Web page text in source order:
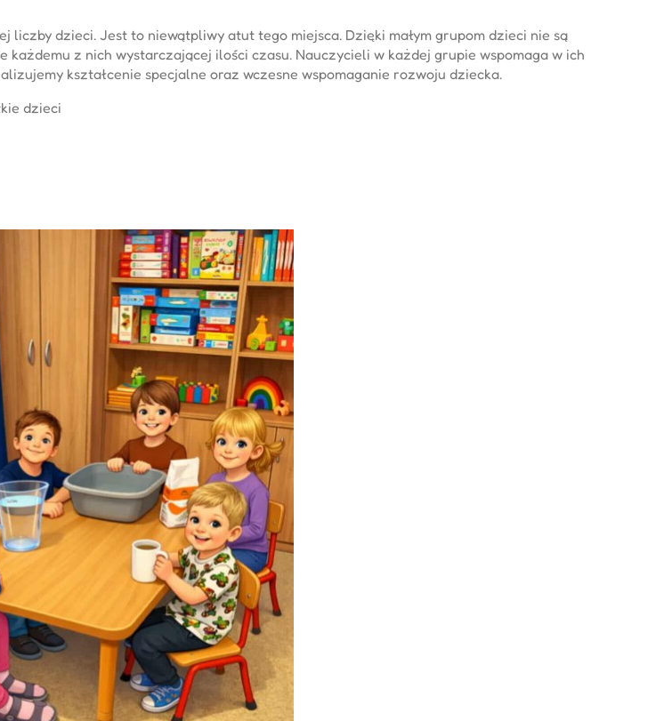
dzieci. Jest to niewątpliwy atut tego miejsca. Dzięki małym grupom dzieci nie są
z nich wystarczającej ilości czasu. Nauczycieli w każdej grupie wspomaga w ich
kształcenie specjalne oraz wczesne wspomaganie rozwoju dziecka.
dzieci